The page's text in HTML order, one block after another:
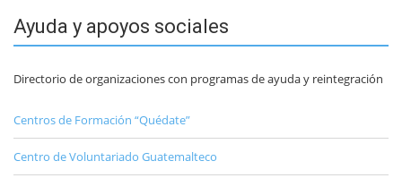
Ayuda y apoyos sociales
Directorio de organizaciones con programas de ayuda y reintegración
Centros de Formación “Quédate”
Centro de Voluntariado Guatemalteco